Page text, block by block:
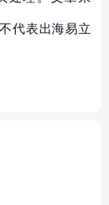
代表出海易立